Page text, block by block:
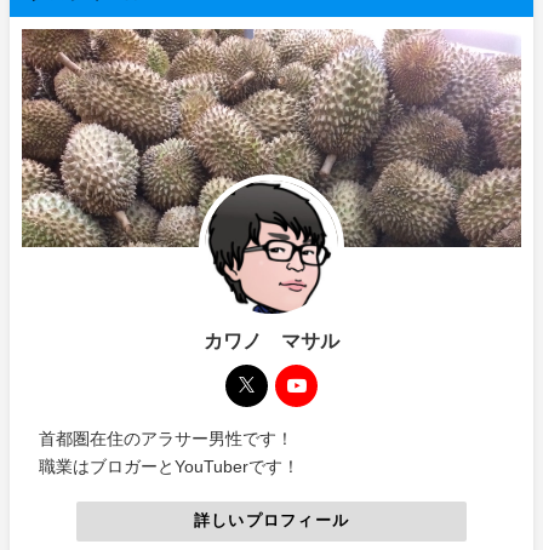
カワノ マサル
首都圏在住のアラサー男性です！
職業はブロガーとYouTuberです！
詳しいプロフィール